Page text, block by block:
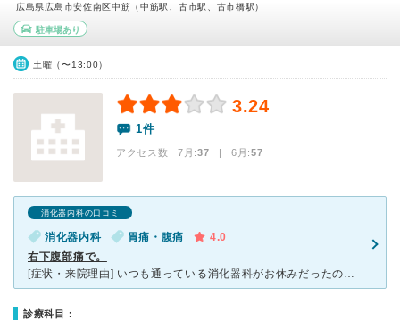
広島県広島市安佐南区中筋（中筋駅、古市駅、古市橋駅）
駐車場あり
土曜（〜13:00）
3.24
1件
アクセス数 7月:37 | 6月:57
消化器内科の口コミ
消化器内科 胃痛・腹痛
4.0
右下腹部痛で。
[症状・来院理由] いつも通っている消化器科がお休みだったので、たまたま開いていたこの病院へ来ました。 [医師の診断・治療法] 以前患ってしまった虫垂炎を再発したのかと思い、診療を受けにいきまし
診療科目：